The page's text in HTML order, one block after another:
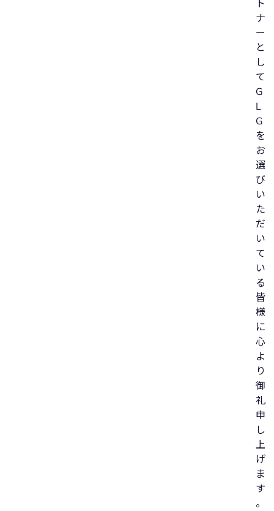
ト
ナ
ー
と
し
て
G
L
G
を
お
選
び
い
た
だ
い
て
い
る
皆
様
に
心
よ
り
御
礼
申
し
上
げ
ま
す
。